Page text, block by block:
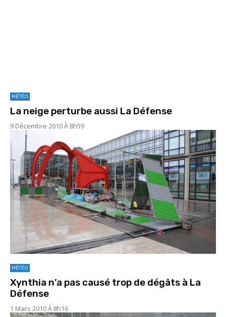
MÉTÉO
La neige perturbe aussi La Défense
9 Décembre 2010 À 8h59
MÉTÉO
Xynthia n’a pas causé trop de dégâts à La
Défense
1 Mars 2010 À 8h16